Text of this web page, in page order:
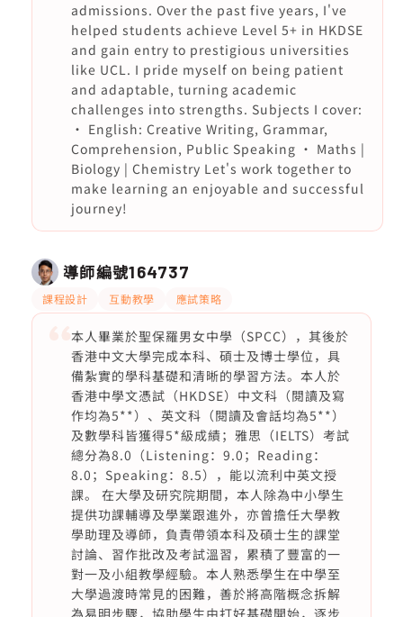
admissions. Over the past five years, I've
helped students achieve Level 5+ in HKDSE
and gain entry to prestigious universities
like UCL. I pride myself on being patient
and adaptable, turning academic
challenges into strengths. Subjects I cover:
· English: Creative Writing, Grammar,
Comprehension, Public Speaking · Maths |
Biology | Chemistry Let's work together to
make learning an enjoyable and successful
journey!
導師編號164737
課程設計 互動教學 應試策略
本人畢業於聖保羅男女中學（SPCC），其後於
香港中文大學完成本科、碩士及博士學位，具
備紮實的學科基礎和清晰的學習方法。本人於
香港中學文憑試（HKDSE）中文科（閱讀及寫
作均為5**）、英文科（閱讀及會話均為5**）
及數學科皆獲得5*級成績；雅思（IELTS）考試
總分為8.0（Listening：9.0；Reading：
8.0；Speaking：8.5），能以流利中英文授
課。 在大學及研究院期間，本人除為中小學生
提供功課輔導及學業跟進外，亦曾擔任大學教
學助理及導師，負責帶領本科及碩士生的課堂
討論、習作批改及考試溫習，累積了豐富的一
對一及小組教學經驗。本人熟悉學生在中學至
大學過渡時常見的困難，善於將高階概念拆解
為易明步驟，協助學生由打好基礎開始，逐步